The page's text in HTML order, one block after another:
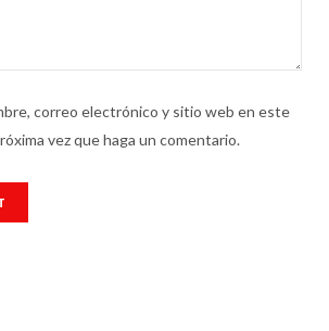
correo electrónico y sitio web en este
vez que haga un comentario.